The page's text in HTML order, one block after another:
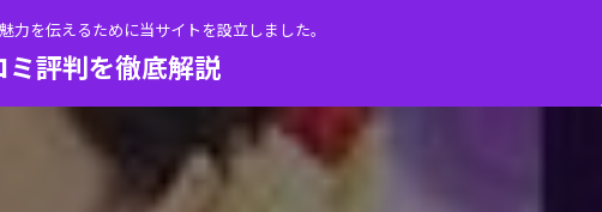
を伝えるために当サイトを設立しました。
評判を徹底解説